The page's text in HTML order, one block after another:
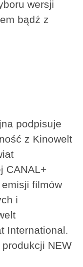
wersji
bądź z
podpisuje
z Kinowelt
CANAL+
emisji filmów
i
International.
NEW